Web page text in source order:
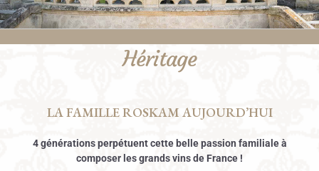
Héritage
LA FAMILLE ROSKAM AUJOURD’HUI
4 générationsperpétuentcette belle passion familiale à
composer les grands vins de France !